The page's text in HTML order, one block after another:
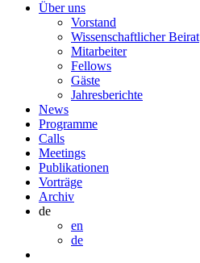
Über uns
Vorstand
Wissenschaftlicher Beirat
Mitarbeiter
Fellows
Gäste
Jahresberichte
News
Programme
Calls
Meetings
Publikationen
Vorträge
Archiv
de
en
de